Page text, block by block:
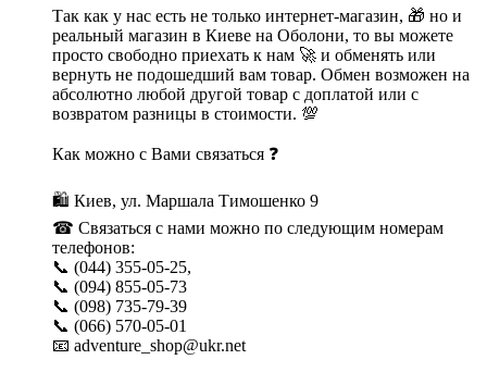
Так как у нас есть не только интернет-магазин, 🎁 но и
реальный магазин в Киеве на Оболони, то вы можете
просто свободно приехать к нам 🚀 и обменять или
вернуть не подошедший вам товар. Обмен возможен на
абсолютно любой другой товар с доплатой или с
возвратом разницы в стоимости. 💯
Как можно с Вами связаться ❓
🛍 Киев, ул. Маршала Тимошенко 9
☎ Связаться с нами можно по следующим номерам
телефонов:
📞 (044) 355-05-25,
📞 (094) 855-05-73
📞 (098) 735-79-39
📞 (066) 570-05-01
📧 adventure_shop@ukr.net